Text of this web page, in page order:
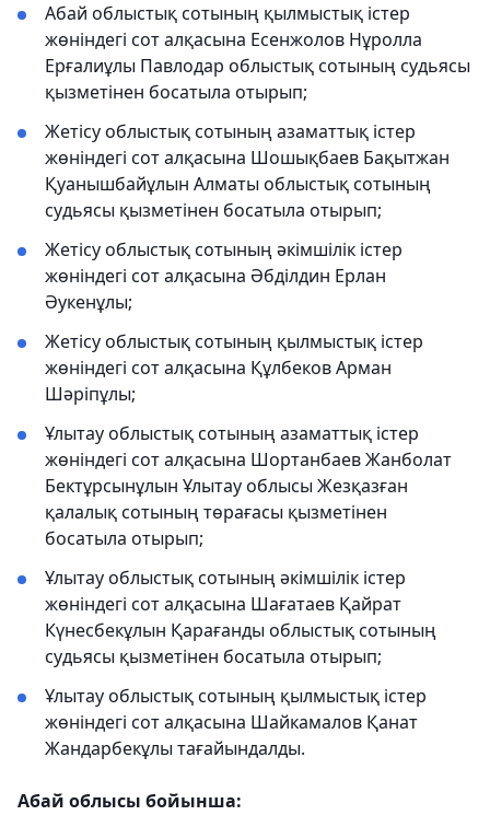
Абай облыстық сотының қылмыстық істер
жөніндегі сот алқасына Есенжолов Нұролла
Ерғалиұлы Павлодар облыстық сотының судьясы
қызметінен босатыла отырып;
Жетісу облыстық сотының азаматтық істер
жөніндегі сот алқасына Шошықбаев Бақытжан
Қуанышбайұлын Алматы облыстық сотының
судьясы қызметінен босатыла отырып;
Жетісу облыстық сотының әкімшілік істер
жөніндегі сот алқасына Әбділдин Ерлан
Әукенұлы;
Жетісу облыстық сотының қылмыстық істер
жөніндегі сот алқасына Құлбеков Арман
Шәріпұлы;
Ұлытау облыстық сотының азаматтық істер
жөніндегі сот алқасына Шортанбаев Жанболат
Бектұрсынұлын Ұлытау облысы Жезқазған
қалалық сотының төрағасы қызметінен
босатыла отырып;
Ұлытау облыстық сотының әкімшілік істер
жөніндегі сот алқасына Шағатаев Қайрат
Күнесбекұлын Қарағанды ​​облыстық сотының
судьясы қызметінен босатыла отырып;
Ұлытау облыстық сотының қылмыстық істер
жөніндегі сот алқасына Шайкамалов Қанат
Жандарбекұлы тағайындалды.
Абай облысы бойынша: